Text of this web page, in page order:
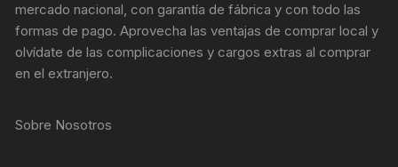
mercado nacional, con garantía de fábrica y con todo las
formas de pago. Aprovecha las ventajas de comprar local y
olvídate de las complicaciones y cargos extras al comprar
en el extranjero.
Sobre Nosotros